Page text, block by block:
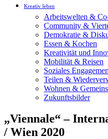
Kreativ leben
Arbeitswelten &
Community &
Demokratie &
Essen & Kochen
Kreativität und
Mobilität & Reisen
Soziales
Teilen &
Wohnen &
Zukunftsbilder
„Viennale“ –
/ Wien 2020